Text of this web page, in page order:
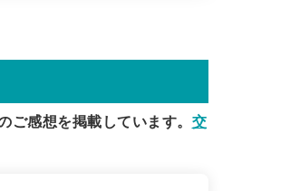
感想を掲載しています。 交